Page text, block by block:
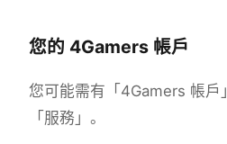
您的 4Gamers 帳戶
您可能需有「4Gamers 帳戶
「服務」。